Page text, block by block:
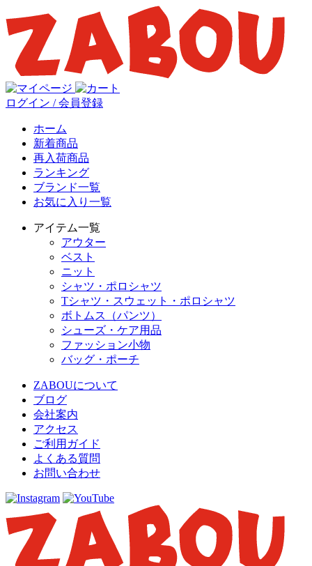
ログイン / 会員登録
ホーム
新着商品
再入荷商品
ランキング
ブランド一覧
お気に入り一覧
アイテム一覧
アウター
ベスト
ニット
シャツ・ポロシャツ
Tシャツ・スウェット・ポロシャツ
ボトムス（パンツ）
シューズ・ケア用品
ファッション小物
バッグ・ポーチ
ZABOUについて
ブログ
会社案内
アクセス
ご利用ガイド
よくある質問
お問い合わせ